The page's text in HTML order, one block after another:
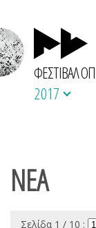
ΦΕΣΤΙΒΑΛ
2017
ΝΕΑ
Σελίδα 1 / 10 :